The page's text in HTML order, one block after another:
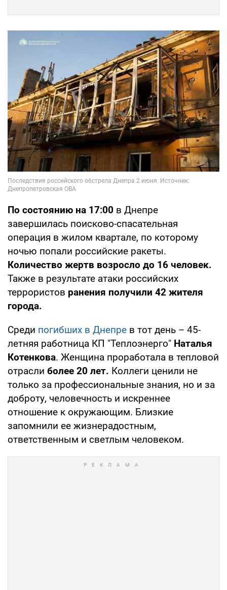
По состоянию на 17:00 в Днепре
завершилась поисково-спасательная
операция в жилом квартале, по которому
ночью попали российские ракеты.
Количество жертв возросло до 16 человек.
Также в результате атаки российских
террористов ранения получили 42 жителя
города.
Среди погибших в Днепре в тот день – 45-
летняя работница КП "Теплоэнерго" Наталья
Котенкова. Женщина проработала в тепловой
отрасли более 20 лет. Коллеги ценили не
только за профессиональные знания, но и за
доброту, человечность и искреннее
отношение к окружающим. Близкие
запомнили ее жизнерадостным,
ответственным и светлым человеком.